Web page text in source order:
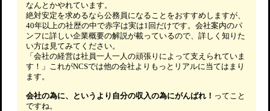
なんとかやれています。
絶対安定を求めるなら公務員になることをおすすめしますが、
40年以上の社歴の中で赤字は実は1回だけです。会社案内のパ
ンフに詳しい企業概要の解説が載っているので、詳しく知りた
い方は見てみてください。
「会社の経営は社員一人一人の頑張りによって支えられていま
す！」これがNCSでは他の会社よりもっとリアルに当てはまり
ます。
会社の為に、というより自分の収入の為にがんばれ！ ってこと
ですね。